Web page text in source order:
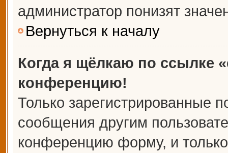
администратор понизят
Вернуться к началу
Когда я щёлкаю по ссылке
конференцию!
Только зарегистрированные
сообщения другим
конференцию форму, и